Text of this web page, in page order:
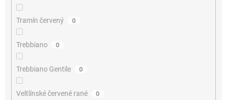
Tramín červený 0
Trebbiano 0
Trebbiano Gentile 0
Veltlínské červené rané 0